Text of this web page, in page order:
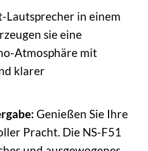
Lautsprecher in einem
sie eine
Atmosphäre mit
klarer
Genießen Sie Ihre
Pracht. Die NS-F51